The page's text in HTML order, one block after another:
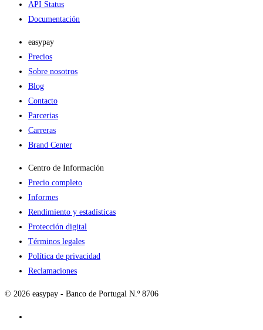
API Status
Documentación
easypay
Precios
Sobre nosotros
Blog
Contacto
Parcerias
Carreras
Brand Center
Centro de Información
Precio completo
Informes
Rendimiento y estadísticas
Protección digital
Términos legales
Política de privacidad
Reclamaciones
© 2026 easypay - Banco de Portugal N.º 8706